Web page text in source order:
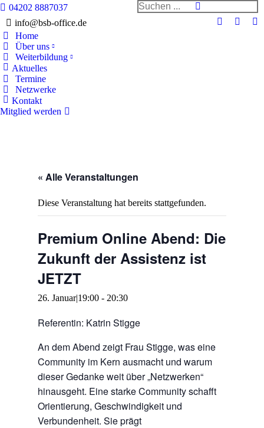
04202 8887037
info@bsb-office.de
Search:
Facebook
Home
Über uns
Weiterbildung
Aktuelles
Termine
Netzwerke
Kontakt
Mitglied werden
« Alle Veranstaltungen
Diese Veranstaltung hat bereits stattgefunden.
Premium Online Abend: Die
Zukunft der Assistenz ist
JETZT
26. Januar|19:00 - 20:30
Referentin: Katrin Stigge
An dem Abend zeigt Frau Stigge, was eine
Community im Kern ausmacht und warum
dieser Gedanke weit über „Netzwerken“
hinausgeht. Eine starke Community schafft
Orientierung, Geschwindigkeit und
Verbundenheit. Sie prägt